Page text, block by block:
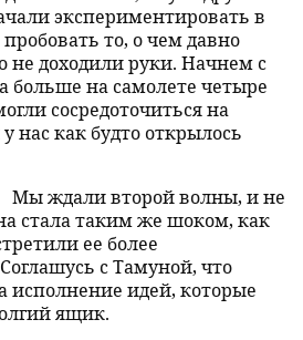
экспериментировать в
то, о чем давно
не доходили руки. Начнем с
больше на самолете четыре
сосредоточиться на
нас как будто открылось
Мы ждали второй волны, и не
стала таким же шоком, как
ее более
с Тамуной, что
исполнение идей, которые
ящик.